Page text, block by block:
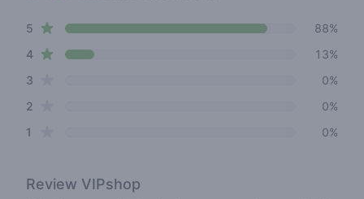
Review data
5 star reviews
88%
4star reviews
13%
3
0%
2
0%
1
0%
Review VIPshop